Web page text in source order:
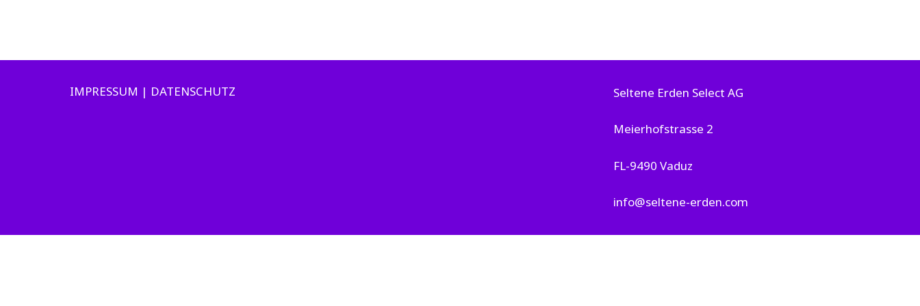
IMPRESSUM | DATENSCHUTZ Seltene Erden Select AG
Meierhofstrasse 2
FL-9490 Vaduz
info@seltene-erden.com